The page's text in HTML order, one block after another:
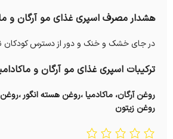
هشدار مصرف اسپری غذای مو آرگان و
در جای خشک و خنک و دور از دسترس کودکان
ترکیبات اسپری غذای مو آرگان و
روغن آرگان، ماکادمیا ،روغن هسته انگور
روغن زیتون